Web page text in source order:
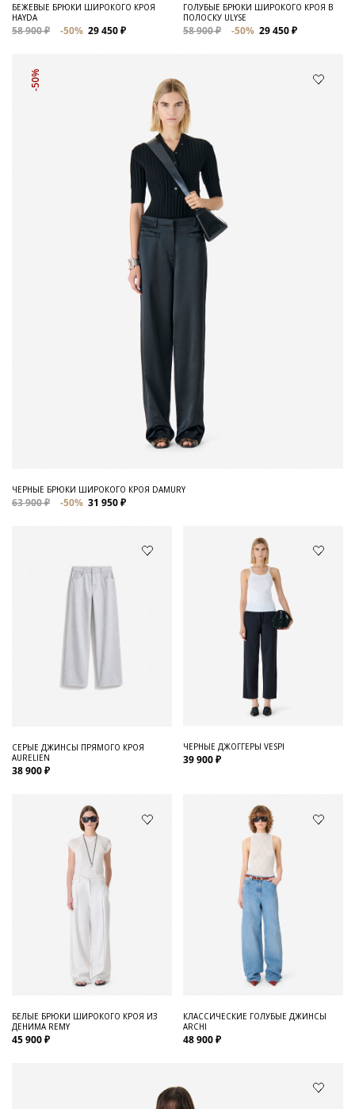
БЕЖЕВЫЕ БРЮКИ ШИРОКОГО КРОЯ
HAYDA
58 900 ₽ -50% 29 450 ₽
ГОЛУБЫЕ БРЮКИ ШИРОКОГО КРОЯ В
ПОЛОСКУ ULYSE
58 900 ₽ -50% 29 450 ₽
-50%
ЧЕРНЫЕ БРЮКИ ШИРОКОГО КРОЯ DAMURY
63 900 ₽ -50% 31 950 ₽
СЕРЫЕ ДЖИНСЫ ПРЯМОГО КРОЯ
AURELIEN
38 900 ₽
ЧЕРНЫЕ ДЖОГГЕРЫ VESPI
39 900 ₽
БЕЛЫЕ БРЮКИ ШИРОКОГО КРОЯ ИЗ
ДЕНИМА REMY
45 900 ₽
КЛАССИЧЕСКИЕ ГОЛУБЫЕ ДЖИНСЫ
ARCHI
48 900 ₽